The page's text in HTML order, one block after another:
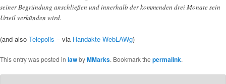
seiner Begründung anschließen und innerhalb der kommenden drei Monate sein
Urteil verkünden wird.
(and also Telepolis – via Handakte WebLAWg)
This entry was posted in lawbyMMarks. Bookmark the permalink.